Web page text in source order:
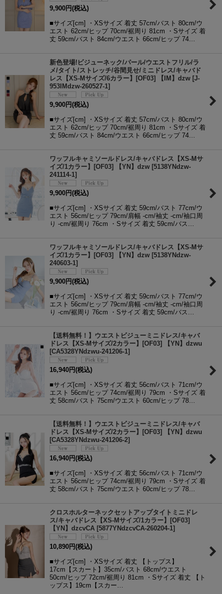
9,900 円(税込)
■サイズ[cm] ・XSサイズ 着丈 57cm/バスト 80cm/ウ
エスト 62cm/ヒップ 70cm/裾周り 81cm ・Sサイズ 着
丈 59cm/バスト 84cm/ウエスト 66cm/ヒップ 74…
新色登場!ビジューネック/パール/ウエストフリル/ラ
メ/タイト/ストレッチ/谷間見せ/ミニドレス/キャバド
レス【XS-Mサイズ/6カラー】[OF03] 【IM】dzw [J-
953IMdzw-260527-1]
9,900 円(税込)
■サイズ[cm] ・XSサイズ 着丈 57cm/バスト 80cm/ウ
エスト 62cm/ヒップ 70cm/裾周り 81cm ・Sサイズ 着
丈 59cm/バスト 84cm/ウエスト 66cm/ヒップ 74…
ワッフルキャミソールドレス/キャバドレス【XS-Mサ
イズ/1カラー】[OF03] 【YN】dzw [5138YNdzw-
241114-1]
9,900 円(税込)
■サイズ[cm] ・XSサイズ 着丈 59cm/バスト 77cm/ウ
エスト 56cm/ヒップ 79cm/肩幅 -cm/袖丈 -cm/袖口周
り -cm/裾周り 76cm ・Sサイズ 着丈 59cm/バス…
ワッフルキャミソールドレス/キャバドレス【XS-Mサ
イズ/1カラー】[OF03] 【YN】dzw [5138YNdzw-
240603-1]
9,900 円(税込)
■サイズ[cm] ・XSサイズ 着丈 59cm/バスト 77cm/ウ
エスト 56cm/ヒップ 79cm/肩幅 -cm/袖丈 -cm/袖口周
り -cm/裾周り 76cm ・Sサイズ 着丈 59cm/バス…
【送料無料！】ウエストビジューミニドレス/キャバ
ドレス【XS-Mサイズ/2カラー】[OF03] 【YN】dzwu
[CA5328YNdzwu-241206-1]
16,940 円(税込)
■サイズ[cm] ・XSサイズ 着丈 56cm/バスト 71cm/ウ
エスト 56cm/ヒップ 74cm/裾周り 79cm ・Sサイズ 着
丈 58cm/バスト 75cm/ウエスト 60cm/ヒップ 78…
【送料無料！】ウエストビジューミニドレス/キャバ
ドレス【XS-Mサイズ/2カラー】[OF03] 【YN】dzwu
[CA5328YNdzwu-241206-2]
16,940 円(税込)
■サイズ[cm] ・XSサイズ 着丈 56cm/バスト 71cm/ウ
エスト 56cm/ヒップ 74cm/裾周り 79cm ・Sサイズ 着
丈 58cm/バスト 75cm/ウエスト 60cm/ヒップ 78…
クロスホルターネックセットアップタイトミニドレ
ス/キャバドレス【XS-Mサイズ/1カラー】[OF03]
【YN】dzcvCA [5877YNdzcvCA-260204-1]
10,890 円(税込)
■サイズ[cm] ・XSサイズ 着丈 【トップス】
17cm【スカート】35cm/バスト 68cm/ウエスト
50cm/ヒップ 72cm/裾周り 81cm ・Sサイズ 着丈 【ト
ップス】19cm【スカー…